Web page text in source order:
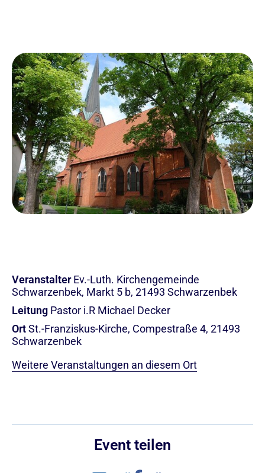
Veranstalter Ev.-Luth. Kirchengemeinde
Schwarzenbek, Markt 5 b, 21493 Schwarzenbek
Leitung Pastor i.R Michael Decker
OrtSt.-Franziskus-Kirche, Compestraße 4, 21493
Schwarzenbek
Weitere Veranstaltungen an diesem Ort
Event teilen